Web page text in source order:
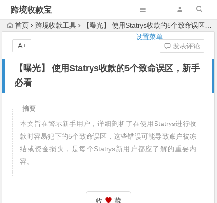
跨境收款宝
设置菜单
首页 跨境收款工具 【曝光】 使用Statrys收款的5个致命误区，新手必看
【曝光】 使用Statrys收款的5个致命误区，新手
必看
发表评论
A+
摘要
本文旨在警示新手用户，详细剖析了在使用Statrys进行收
款时容易犯下的5个致命误区，这些错误可能导致账户被冻
结或资金损失，是每个Statrys新用户都应了解的重要内
容。
收 藏